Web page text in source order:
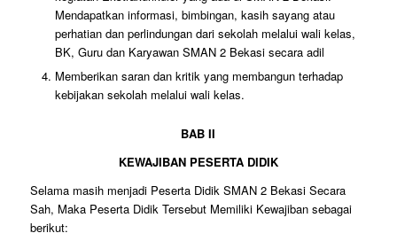
Mendapatkan informasi, bimbingan, kasih sayang atau
perhatian dan perlindungan dari sekolah melalui wali kelas,
BK, Guru dan Karyawan SMAN 2 Bekasi secara adil
Memberikan saran dan kritik yang membangun terhadap
kebijakan sekolah melalui wali kelas.
BAB II
KEWAJIBAN PESERTA DIDIK
Selama masih menjadi Peserta Didik SMAN 2 Bekasi Secara
Sah, Maka Peserta Didik Tersebut Memiliki Kewajiban sebagai
berikut: